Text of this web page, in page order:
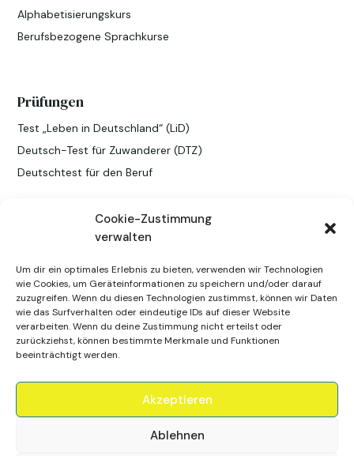
Cookie-Zustimmung
verwalten
Um dir ein optimales Erlebnis zu bieten, verwenden wir Technologien
wie Cookies, um Geräteinformationen zu speichern und/oder darauf
zuzugreifen. Wenn du diesen Technologien zustimmst, können wir Daten
wie das Surfverhalten oder eindeutige IDs auf dieser Website
verarbeiten. Wenn du deine Zustimmung nicht erteilst oder
zurückziehst, können bestimmte Merkmale und Funktionen
beeinträchtigt werden.
Akzeptieren
Ablehnen
Alphabetisierungskurs
Berufsbezogene Sprachkurse
Prüfungen
Test „Leben in Deutschland“ (LiD)
Deutsch-Test für Zuwanderer (DTZ)
Deutschtest für den Beruf